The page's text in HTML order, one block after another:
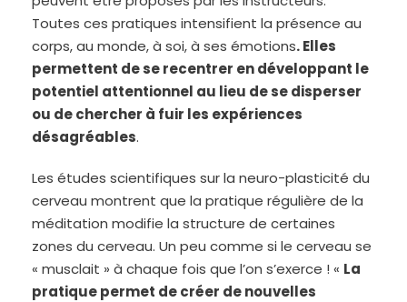
Toutes ces pratiques intensifient la présence au
corps, au monde, à soi, à ses émotions. Elles
permettent de se recentrer en développant le
potentiel attentionnel au lieu de se disperser
ou de chercher à fuir les expériences
désagréables.
Les études scientifiques sur la neuro-plasticité du
cerveau montrent que la pratique régulière de la
méditation modifie la structure de certaines
zones du cerveau. Un peu comme si le cerveau se
« musclait » à chaque fois que l’on s’exerce ! « La
pratique permet de créer de nouvelles